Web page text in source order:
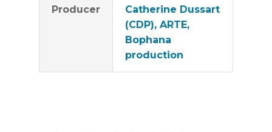
Producer
Catherine Dussart
(CDP), ARTE,
Bophana
production